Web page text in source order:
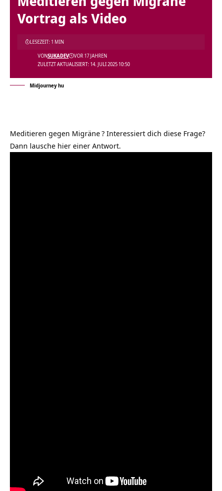
Vortrag als Video
ZULETZT AKTUALISIERT: 14. JULI 2025 10:50
VONSUKADEV VOR 17 JAHREN
LESEZEIT: 1 MIN
Midjourney hu
Meditieren gegen Migräne? Interessiert dich diese Frage?
Dann lausche hier einer Antwort.